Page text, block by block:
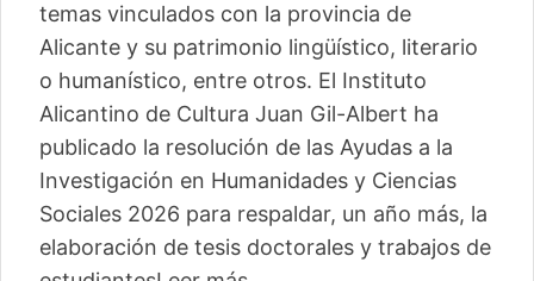
temas vinculados con la provincia de
Alicante y su patrimonio lingüístico, literario
o humanístico, entre otros. El Instituto
Alicantino de Cultura Juan Gil-Albert ha
publicado la resolución de las Ayudas a la
Investigación en Humanidades y Ciencias
Sociales 2026 para respaldar, un año más, la
elaboración de tesis doctorales y trabajos de